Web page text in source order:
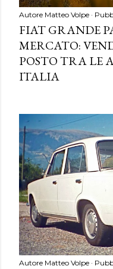
Autore Matteo Volpe
FIAT GRANDE
MERCATO:
POSTO TRA LE
ITALIA
Autore Matteo Volpe